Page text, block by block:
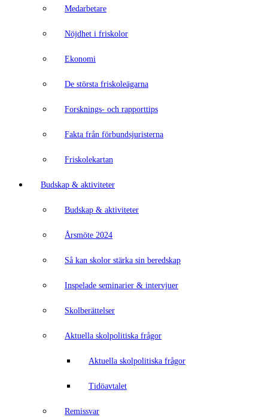
Medarbetare
Nöjdhet i friskolor
Ekonomi
De största friskoleägarna
Forsknings- och rapporttips
Fakta från förbundsjuristerna
Friskolekartan
Budskap & aktiviteter
Budskap & aktiviteter
Årsmöte 2024
Så kan skolor stärka sin beredskap
Inspelade seminarier & intervjuer
Skolberättelser
Aktuella skolpolitiska frågor
Aktuella skolpolitiska frågor
Tidöavtalet
Remissvar